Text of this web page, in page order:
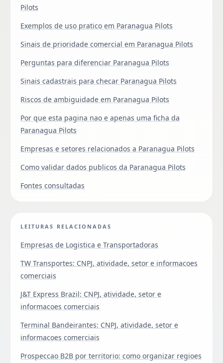
Pilots
Exemplos de uso pratico em Paranagua Pilots
Sinais de prioridade comercial em Paranagua Pilots
Perguntas para diferenciar Paranagua Pilots
Sinais cadastrais para checar Paranagua Pilots
Riscos de ambiguidade em Paranagua Pilots
Por que esta pagina nao e apenas uma ficha da
Paranagua Pilots
Empresas e setores relacionados a Paranagua Pilots
Como validar dados publicos da Paranagua Pilots
Fontes consultadas
LEITURAS RELACIONADAS
Empresas de Logistica e Transportadoras
TW Transportes: CNPJ, atividade, setor e informacoes
comerciais
J&T Express Brazil: CNPJ, atividade, setor e
informacoes comerciais
Terminal Bandeirantes: CNPJ, atividade, setor e
informacoes comerciais
Prospeccao B2B por territorio: como organizar regioes